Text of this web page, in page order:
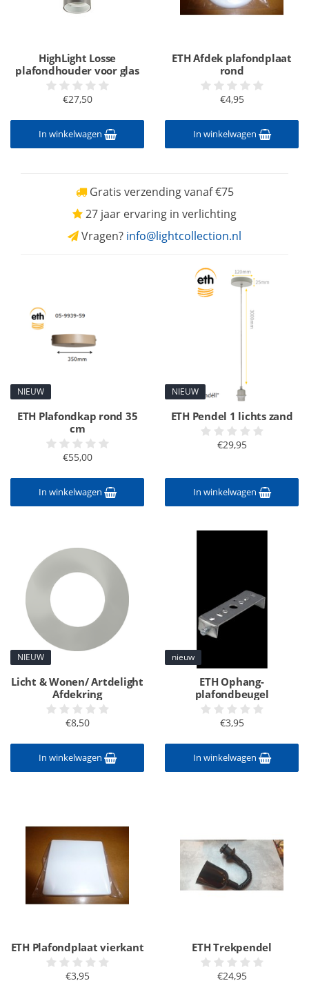
HighLight Losse
plafondhouder voor glas
€27,50
In winkelwagen
ETH Afdek plafondplaat
rond
€4,95
In winkelwagen
Gratis verzending vanaf €75
27 jaar ervaring in verlichting
Vragen? info@lightcollection.nl
NIEUW
ETH Plafondkap rond 35
cm
€55,00
In winkelwagen
NIEUW
ETH Pendel 1 lichts zand
€29,95
In winkelwagen
NIEUW
Licht & Wonen/ Artdelight
Afdekring
€8,50
In winkelwagen
nieuw
ETH Ophang-
plafondbeugel
€3,95
In winkelwagen
ETH Plafondplaat vierkant
€3,95
ETH Trekpendel
€24,95